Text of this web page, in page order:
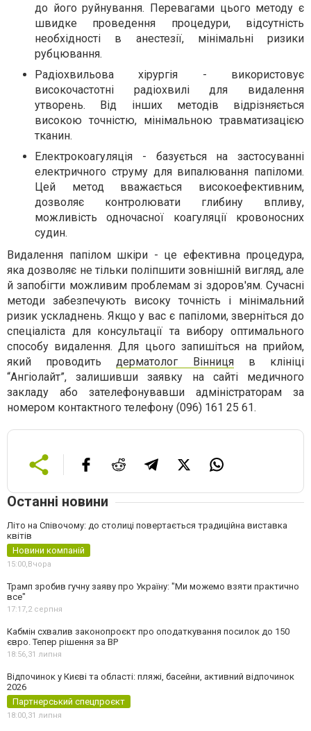
до його руйнування. Перевагами цього методу є
швидке проведення процедури, відсутність
необхідності в анестезії, мінімальні ризики
рубцювання.
Радіохвильова хірургія - використовує
високочастотні радіохвилі для видалення
утворень. Від інших методів відрізняється
високою точністю, мінімальною травматизацією
тканин.
Електрокоагуляція - базується на застосуванні
електричного струму для випалювання папіломи.
Цей метод вважається високоефективним,
дозволяє контролювати глибину впливу,
можливість одночасної коагуляції кровоносних
судин.
Видалення папілом шкіри - це ефективна процедура,
яка дозволяє не тільки поліпшити зовнішній вигляд, але
й запобігти можливим проблемам зі здоров'ям. Сучасні
методи забезпечують високу точність і мінімальний
ризик ускладнень. Якщо у вас є папіломи, зверніться до
спеціаліста для консультації та вибору оптимального
способу видалення. Для цього запишіться на прийом,
який проводить дерматолог Вінницяв клініці
“Ангіолайт”, залишивши заявку на сайті медичного
закладу або зателефонувавши адміністраторам за
номером контактного телефону (096) 161 25 61.
Останні новини
Літо на Співочому: до столиці повертається традиційна виставка
квітів
Новини компаній
15:00,Вчора
Трамп зробив гучну заяву про Україну: "Ми можемо взяти практично
все"
17:17,2 серпня
Кабмін схвалив законопроєкт про оподаткування посилок до 150
євро. Тепер рішення за ВР
18:56,31 липня
Відпочинок у Києві та області: пляжі, басейни, активний відпочинок
2026
Партнерський спецпроєкт
18:00,31 липня